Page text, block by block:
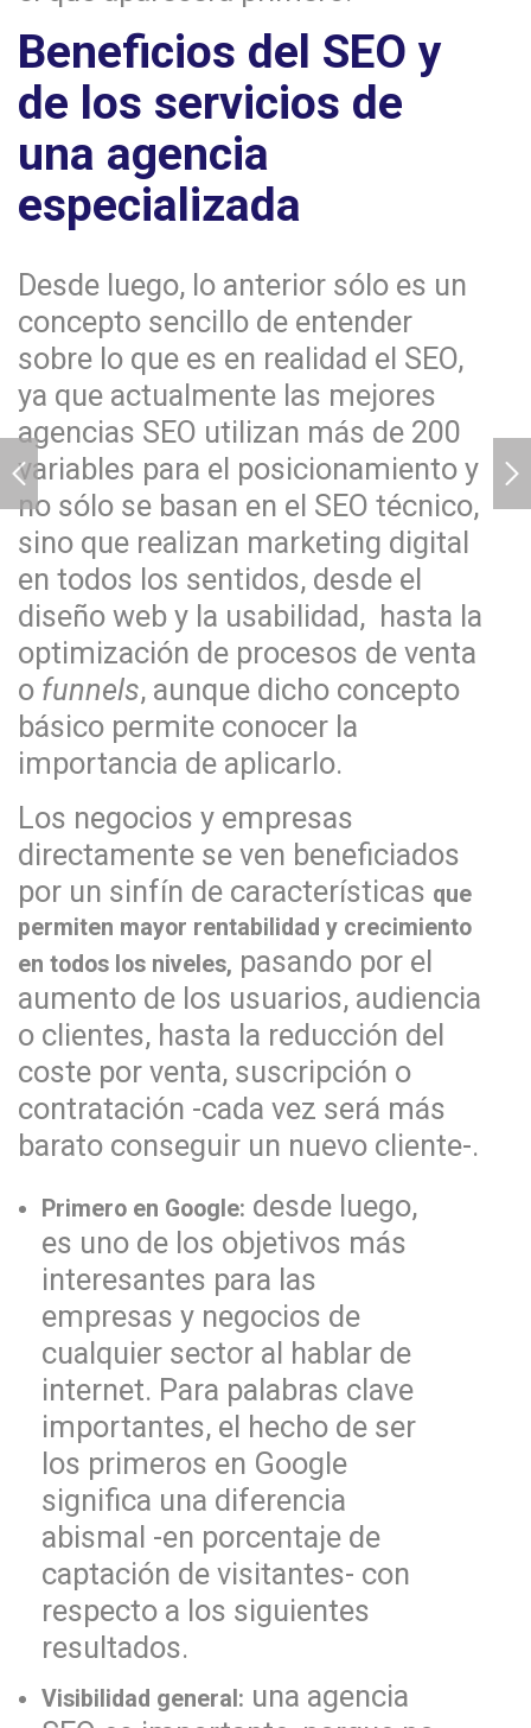
Beneficios del SEO y
de los servicios de
una agencia
especializada
Desde luego, lo anterior sólo es un
concepto sencillo de entender
sobre lo que es en realidad el SEO,
ya que actualmente las mejores
agencias SEO utilizan más de 200
variables para el posicionamiento y
no sólo se basan en el SEO técnico,
sino que realizan marketing digital
en todos los sentidos, desde el
diseño web y la usabilidad, hasta la
optimización de procesos de venta
o funnels, aunque dicho concepto
básico permite conocer la
importancia de aplicarlo.
Los negocios y empresas
directamente se ven beneficiados
por un sinfín de características que
permiten mayor rentabilidad y crecimiento
en todos los niveles, pasando por el
aumento de los usuarios, audiencia
o clientes, hasta la reducción del
coste por venta, suscripción o
contratación -cada vez será más
barato conseguir un nuevo cliente-.
Primero en Google: desde luego,
es uno de los objetivos más
interesantes para las
empresas y negocios de
cualquier sector al hablar de
internet. Para palabras clave
importantes, el hecho de ser
los primeros en Google
significa una diferencia
abismal -en porcentaje de
captación de visitantes- con
respecto a los siguientes
resultados.
Visibilidad general: una agencia